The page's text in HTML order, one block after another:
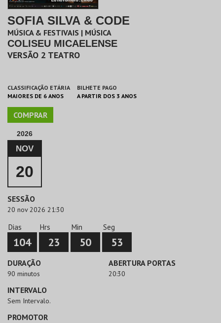
SOFIA SILVA & CODE
MÚSICA & FESTIVAIS | MÚSICA
COLISEU MICAELENSE
VERSÃO 2 TEATRO
CLASSIFICAÇÃO ETÁRIA
MAIORES DE 6 ANOS
BILHETE PAGO
A PARTIR DOS 3 ANOS
COMPRAR
2026
NOV
20
SESSÃO
20 nov 2026 21:30
Dias
104
Hrs
23
Min
50
Seg
53
DURAÇÃO
90 minutos
ABERTURA PORTAS
20:30
INTERVALO
Sem Intervalo.
PROMOTOR